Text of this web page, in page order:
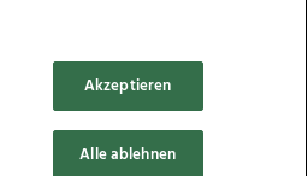
Akzeptieren
Alle ablehnen